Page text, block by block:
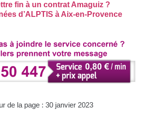
fin à un contrat Amaguiz ?
d’ALPTIS à Aix-en-Provence
de la page : 30 janvier 2023